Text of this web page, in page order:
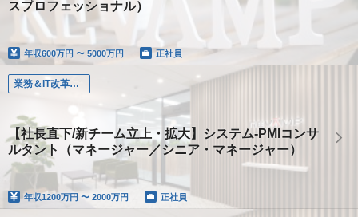
スプロフェッショナル）
年収600万円 〜 5000万円 正社員
業務＆IT改革コンサルタント
【社長直下/新チーム立上・拡大】システム-PMIコンサ
ルタント（マネージャー／シニア・マネージャー）
年収1200万円 〜 2000万円 正社員